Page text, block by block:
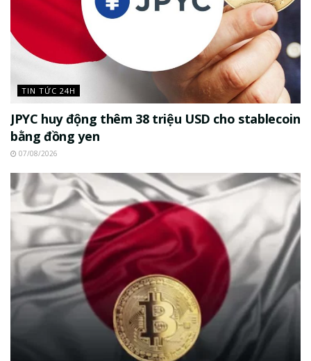
TIN TỨC 24H
JPYC huy động thêm 38 triệu USD cho stablecoin
bằng đồng yen
07/08/2026